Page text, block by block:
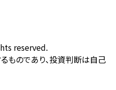
reserved.
ものであり、投資判断は自己